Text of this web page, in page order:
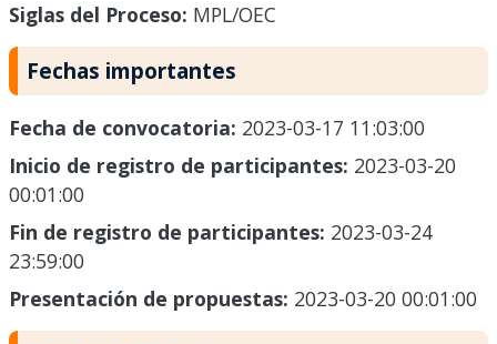
Siglas del Proceso: MPL/OEC
Fechas importantes
Fecha de convocatoria: 2023-03-17 11:03:00
Inicio de registro de participantes: 2023-03-20
00:01:00
Fin de registro de participantes: 2023-03-24
23:59:00
Presentación de propuestas: 2023-03-20 00:01:00